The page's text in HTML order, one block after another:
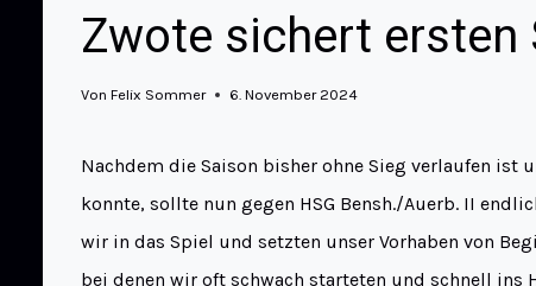
Zwote sichert ersten
Von Felix Sommer 6. November 2024
Nachdem die Saison bisher ohne Sieg verlaufen ist
konnte, sollte nun gegen HSG Bensh./Auerb. II
wir in das Spiel und setzten unser Vorhaben von
bei denen wir oft schwach starteten und schnell ins